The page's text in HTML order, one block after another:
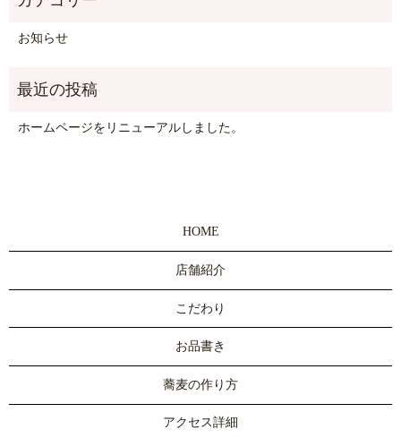
お知らせ
ホームページをリニューアルしました。
HOME
店舗紹介
こだわり
お品書き
蕎麦の作り方
アクセス詳細